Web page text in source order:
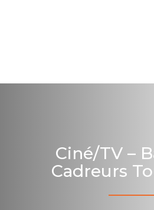
Ciné/TV –
Cadreurs